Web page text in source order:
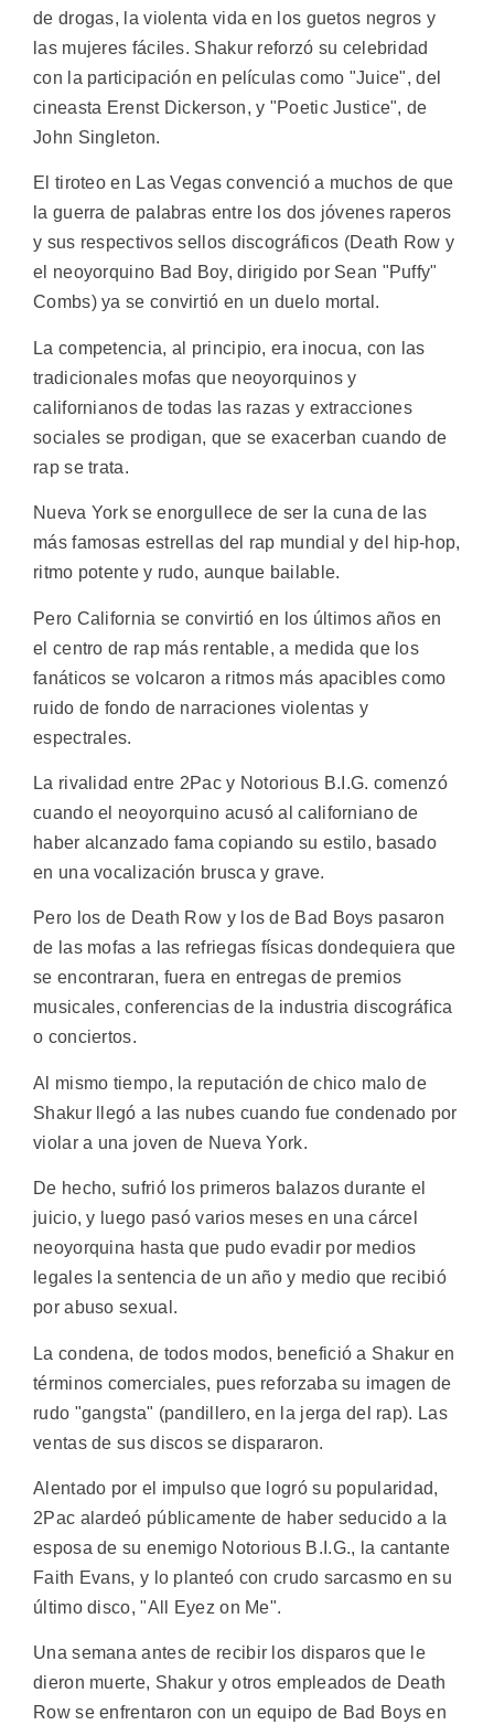
de drogas, la violenta vida en los guetos negros y
las mujeres fáciles. Shakur reforzó su celebridad
con la participación en películas como "Juice", del
cineasta Erenst Dickerson, y "Poetic Justice", de
John Singleton.
El tiroteo en Las Vegas convenció a muchos de que
la guerra de palabras entre los dos jóvenes raperos
y sus respectivos sellos discográficos (Death Row y
el neoyorquino Bad Boy, dirigido por Sean "Puffy"
Combs) ya se convirtió en un duelo mortal.
La competencia, al principio, era inocua, con las
tradicionales mofas que neoyorquinos y
californianos de todas las razas y extracciones
sociales se prodigan, que se exacerban cuando de
rap se trata.
Nueva York se enorgullece de ser la cuna de las
más famosas estrellas del rap mundial y del hip-hop,
ritmo potente y rudo, aunque bailable.
Pero California se convirtió en los últimos años en
el centro de rap más rentable, a medida que los
fanáticos se volcaron a ritmos más apacibles como
ruido de fondo de narraciones violentas y
espectrales.
La rivalidad entre 2Pac y Notorious B.I.G. comenzó
cuando el neoyorquino acusó al californiano de
haber alcanzado fama copiando su estilo, basado
en una vocalización brusca y grave.
Pero los de Death Row y los de Bad Boys pasaron
de las mofas a las refriegas físicas dondequiera que
se encontraran, fuera en entregas de premios
musicales, conferencias de la industria discográfica
o conciertos.
Al mismo tiempo, la reputación de chico malo de
Shakur llegó a las nubes cuando fue condenado por
violar a una joven de Nueva York.
De hecho, sufrió los primeros balazos durante el
juicio, y luego pasó varios meses en una cárcel
neoyorquina hasta que pudo evadir por medios
legales la sentencia de un año y medio que recibió
por abuso sexual.
La condena, de todos modos, benefició a Shakur en
términos comerciales, pues reforzaba su imagen de
rudo "gangsta" (pandillero, en la jerga del rap). Las
ventas de sus discos se dispararon.
Alentado por el impulso que logró su popularidad,
2Pac alardeó públicamente de haber seducido a la
esposa de su enemigo Notorious B.I.G., la cantante
Faith Evans, y lo planteó con crudo sarcasmo en su
último disco, "All Eyez on Me".
Una semana antes de recibir los disparos que le
dieron muerte, Shakur y otros empleados de Death
Row se enfrentaron con un equipo de Bad Boys en